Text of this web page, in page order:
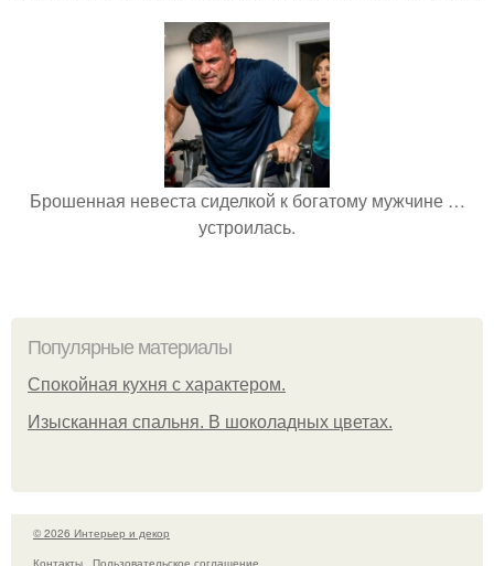
Брошенная невеста сиделкой к богатому мужчине …
устроилась.
Популярные материалы
Спокойная кухня с характером.
Изысканная спальня. В шоколадных цветах.
© 2026 Интерьер и декор
Контакты
Пользовательское соглашение